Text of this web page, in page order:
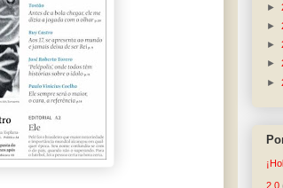
►
►
►
►
►
2.0